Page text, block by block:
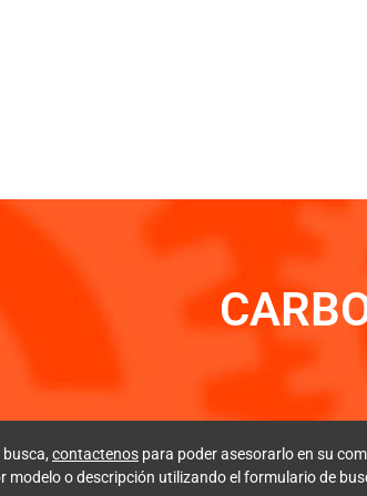
contactenos para poder asesorarlo en su
modelo o descripción utilizando el formulario de